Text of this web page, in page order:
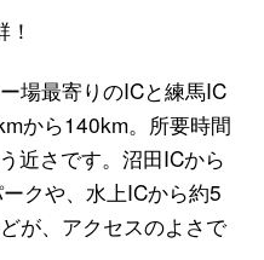
場最寄りのICと練馬IC
から140km。所要時間
近さです。沼田ICから
クや、水上ICから約5
が、アクセスのよさで